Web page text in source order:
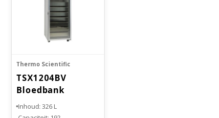
Thermo Scientific
TSX1204BV
Bloedbank
Koelkast
Inhoud: 326 L